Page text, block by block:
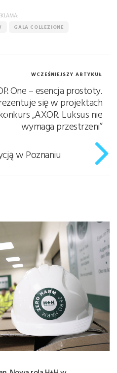
GALA COLLEZIONE
WCZEŚNIEJSZY ARTYKUŁ
One – esencja prostoty.
się w projektach
„AXOR. Luksus nie
wymaga przestrzeni”
w Poznaniu